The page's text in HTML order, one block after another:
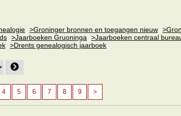
>Groninger bronnen en toegangen nieuw
>Jaarboeken Gruoninga
>Jaarboeken centraal
>Drents genealogisch jaarboek
4 5 6 7 8 9 >